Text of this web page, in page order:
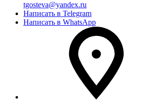
tgosteva@yandex.ru
Написать в Telegram
Написать в WhatsApp